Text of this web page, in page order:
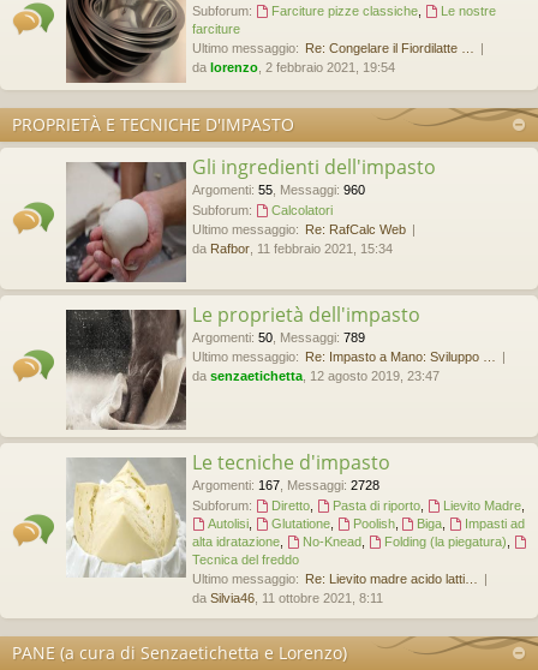
Subforum:
Farciture pizze classiche,
Le nostre
farciture
Ultimo messaggio:
Re: Congelare il Fiordilatte …
da lorenzo , 2 febbraio 2021, 19:54
PROPRIETÀ E TECNICHE D'IMPASTO
Gli ingredienti dell'impasto
Argomenti: 55 Messaggi: 960
Subforum:
Calcolatori
Ultimo messaggio:
Re: RafCalc Web
da Rafbor , 11 febbraio 2021, 15:34
Le proprietà dell'impasto
Argomenti: 50 Messaggi: 789
Ultimo messaggio:
Re: Impasto a Mano: Sviluppo …
da senzaetichetta , 12 agosto 2019, 23:47
Le tecniche d'impasto
Argomenti: 167 Messaggi: 2728
Subforum:
Diretto, Pasta di riporto, Lievito Madre,
Autolisi, Glutatione, Poolish, Biga
Impasti ad
alta idratazione
No-Knead Folding (la piegatura)
Tecnica del freddo
Ultimo messaggio:
Re: Lievito madre acido latti…
da Silvia46 , 11 ottobre 2021, 8:11
PANE (a cura di Senzaetichetta e Lorenzo)